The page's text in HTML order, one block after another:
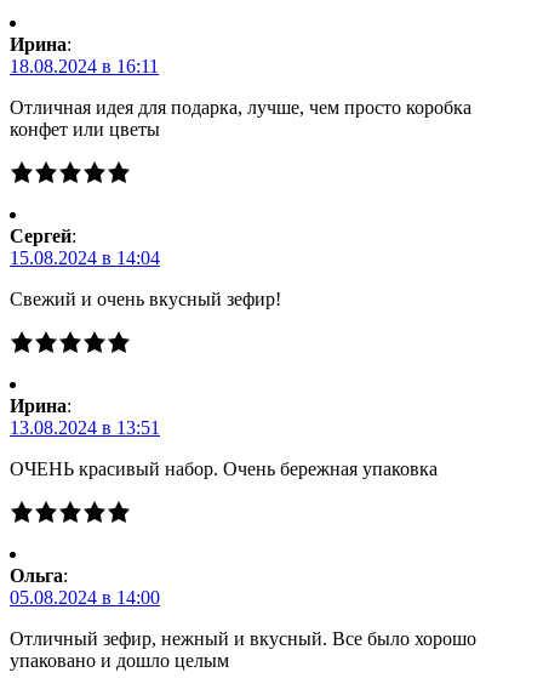
Ирина:
18.08.2024 в 16:11
Отличная идея для подарка, лучше, чем просто коробка
конфет или цветы
Сергей:
15.08.2024 в 14:04
Свежий и очень вкусный зефир!
Ирина:
13.08.2024 в 13:51
ОЧЕНЬ красивый набор. Очень бережная упаковка
Ольга:
05.08.2024 в 14:00
Отличный зефир, нежный и вкусный. Все было хорошо
упаковано и дошло целым